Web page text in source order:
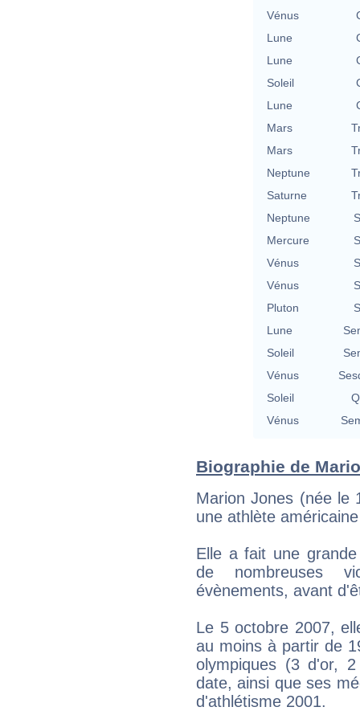
Vénus
Lune
Lune
Soleil
Lune
Mars
Mars
Neptune
Saturne
Neptune
Mercure
Vénus
Vénus
Pluton
Lune
Soleil
Vénus
Soleil
Vénus
Biographie de
Marion Jones (née le
une athlète
Elle a fait une
de nombreuses
évènements, avant
Le 5 octobre 2007,
au moins à partir de
olympiques (3 d'or,
date, ainsi que ses
d'athlétisme 2001.